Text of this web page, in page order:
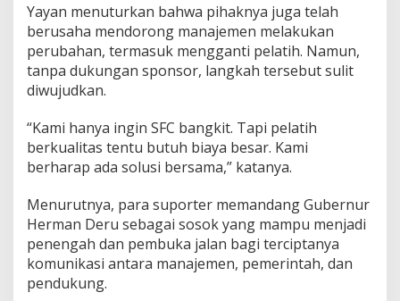
i
b
a
u
u
k
i
d
a
r
D
Yayan menuturkan bahwa pihaknya juga telah
berusaha mendorong manajemen melakukan
perubahan, termasuk mengganti pelatih. Namun,
tanpa dukungan sponsor, langkah tersebut sulit
diwujudkan.
“Kami hanya ingin SFC bangkit. Tapi pelatih
berkualitas tentu butuh biaya besar. Kami
berharap ada solusi bersama,” katanya.
Menurutnya, para suporter memandang Gubernur
Herman Deru sebagai sosok yang mampu menjadi
penengah dan pembuka jalan bagi terciptanya
komunikasi antara manajemen, pemerintah, dan
pendukung.